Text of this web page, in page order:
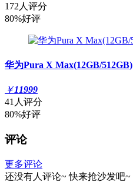
172人评分
80%好评
华为Pura X Max(12GB/512GB)
￥11999
41人评分
80%好评
评论
更多评论
还没有人评论~ 快来抢沙发吧~